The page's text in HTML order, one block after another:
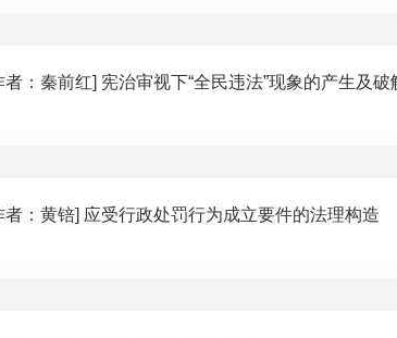
[作者：秦前红] 宪治审视下“全民违法”现象的产生及
[作者：黄锫] 应受行政处罚行为成立要件的法理构造